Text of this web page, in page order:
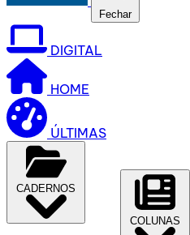
Fechar
DIGITAL
HOME
ÚLTIMAS
CADERNOS
COLUNAS